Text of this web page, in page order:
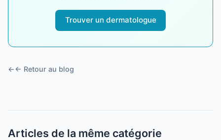
Trouver un dermatologue
← Retour au blog
Articles de la même catégorie